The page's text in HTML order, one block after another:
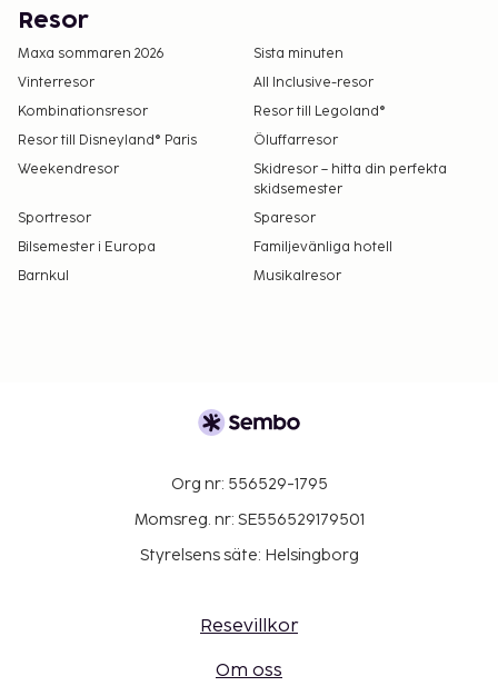
Resor
Maxa sommaren 2026
Sista minuten
Vinterresor
All Inclusive-resor
Kombinationsresor
Resor till Legoland®
Resor till Disneyland® Paris
Öluffarresor
Weekendresor
Skidresor – hitta din perfekta
skidsemester
Sportresor
Sparesor
Bilsemester i Europa
Familjevänliga hotell
Barnkul
Musikalresor
Org nr: 556529-1795
Momsreg. nr: SE556529179501
Styrelsens säte: Helsingborg
Resevillkor
Om oss